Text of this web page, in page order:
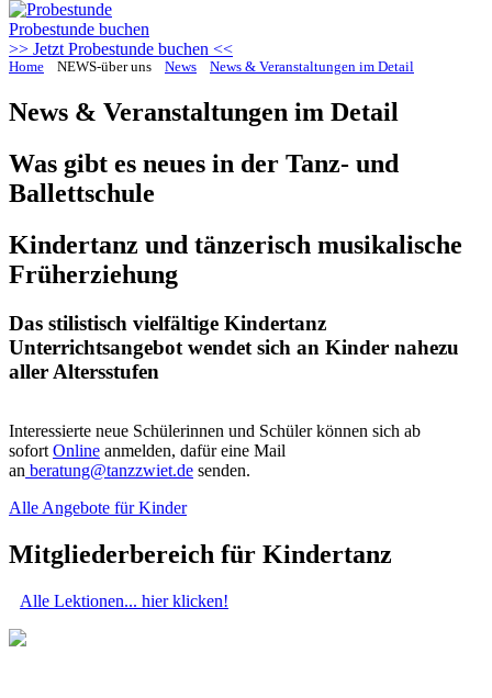
Probestunde buchen
>> Jetzt Probestunde buchen <<
Home NEWS-über uns News News & Veranstaltungen im Detail
News & Veranstaltungen im Detail
Was gibt es neues in der Tanz- und
Ballettschule
Kindertanz und tänzerisch musikalische
Früherziehung
Das stilistisch vielfältige Kindertanz
Unterrichtsangebot wendet sich an Kinder nahezu
aller Altersstufen
Interessierte neue Schülerinnen und Schüler können sich ab
sofort Online anmelden, dafür eine Mail
an beratung@tanzzwiet.de senden.
Alle Angebote für Kinder
Mitgliederbereich für Kindertanz
Alle Lektionen... hier klicken!